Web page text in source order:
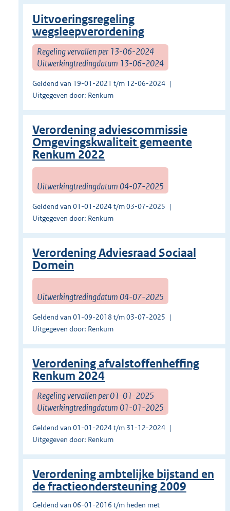
Uitvoeringsregeling
wegsleepverordening
Regeling vervallen per 13-06-2024
Uitwerkingtredingdatum 13-06-2024
Geldend van 19-01-2021 t/m 12-06-2024
Uitgegeven door: Renkum
Verordening adviescommissie
Omgevingskwaliteit gemeente
Renkum 2022
Uitwerkingtredingdatum 04-07-2025
Geldend van 01-01-2024 t/m 03-07-2025
Uitgegeven door: Renkum
Verordening Adviesraad Sociaal
Domein
Uitwerkingtredingdatum 04-07-2025
Geldend van 01-09-2018 t/m 03-07-2025
Uitgegeven door: Renkum
Verordening afvalstoffenheffing
Renkum 2024
Regeling vervallen per 01-01-2025
Uitwerkingtredingdatum 01-01-2025
Geldend van 01-01-2024 t/m 31-12-2024
Uitgegeven door: Renkum
Verordening ambtelijke bijstand en
de fractieondersteuning 2009
Geldend van 06-01-2016 t/m heden met